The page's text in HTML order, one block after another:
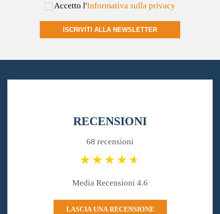
Accetto l'Informativa sulla privacy
ISCRIVITI ALLA NEWSLETTER
RECENSIONI
68 recensioni
Media Recensioni 4.6
LASCIA UNA RECENSIONE